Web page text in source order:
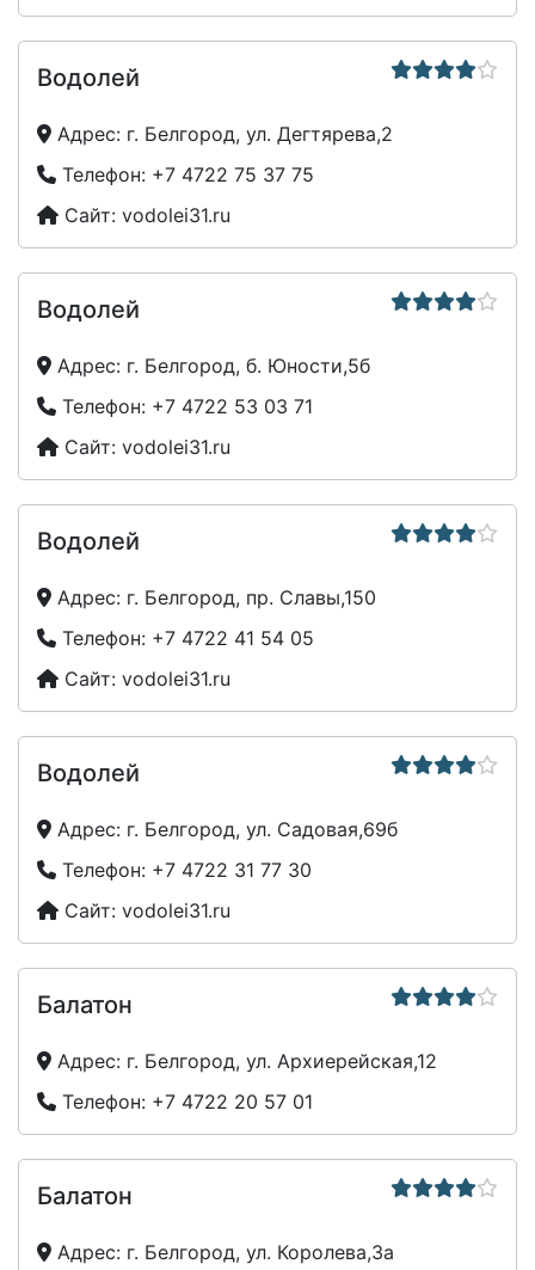
Водолей
Адрес: г. Белгород, ул. Дегтярева,2
Телефон: +7 4722 75 37 75
Сайт: vodolei31.ru
Водолей
Адрес: г. Белгород, б. Юности,5б
Телефон: +7 4722 53 03 71
Сайт: vodolei31.ru
Водолей
Адрес: г. Белгород, пр. Славы,150
Телефон: +7 4722 41 54 05
Сайт: vodolei31.ru
Водолей
Адрес: г. Белгород, ул. Садовая,69б
Телефон: +7 4722 31 77 30
Сайт: vodolei31.ru
Балатон
Адрес: г. Белгород, ул. Архиерейская,12
Телефон: +7 4722 20 57 01
Балатон
Адрес: г. Белгород, ул. Королева,3а